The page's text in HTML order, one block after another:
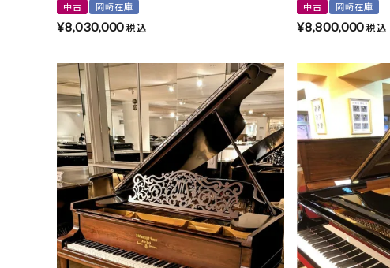
中古 岡崎在庫
¥8,030,000 税込
中古 岡崎在庫
¥8,800,000 税込